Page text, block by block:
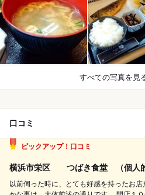
すべての写真を見
口コミ
ピックアップ！口コミ
横浜市栄区 つばき食堂 （個人的
以前伺った時に、とても好感を持ったお店